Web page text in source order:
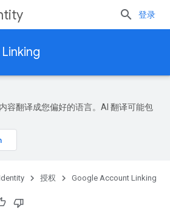
登录
容翻译成您偏好的语言。AI 翻译可能包
授权 Google Account Linking